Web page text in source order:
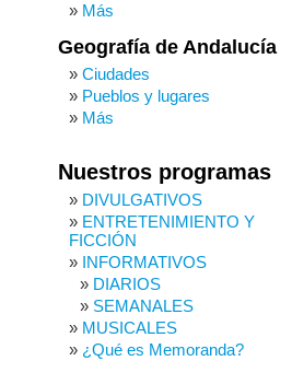
Más
Geografía de Andalucía
Ciudades
Pueblos y lugares
Más
Nuestros programas
DIVULGATIVOS
ENTRETENIMIENTO Y
FICCIÓN
INFORMATIVOS
DIARIOS
SEMANALES
MUSICALES
¿Qué es Memoranda?